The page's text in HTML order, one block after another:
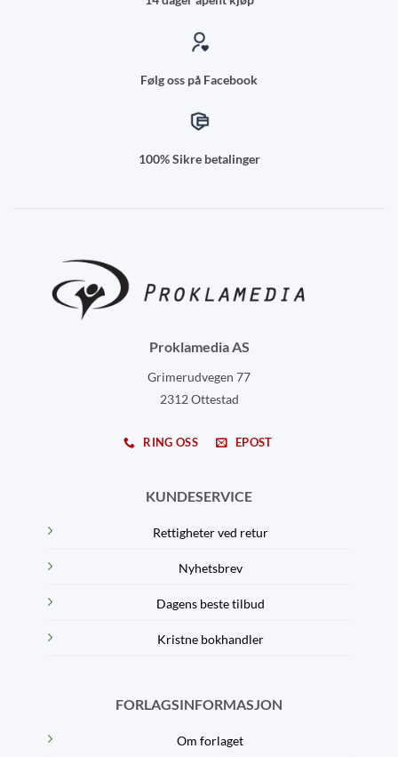
Følg oss på Facebook
100% Sikre betalinger
Proklamedia AS
Grimerudvegen 77
2312 Ottestad
RING OSS EPOST
KUNDESERVICE
Rettigheter ved retur
Nyhetsbrev
Dagens beste tilbud
Kristne bokhandler
FORLAGSINFORMASJON
Om forlaget